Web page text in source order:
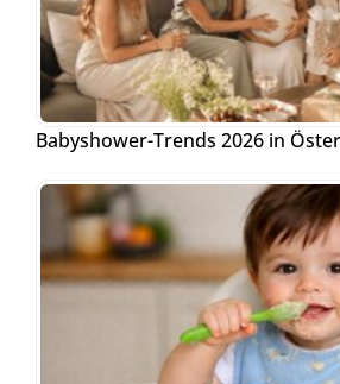
Babyshower-Trends 2026 in